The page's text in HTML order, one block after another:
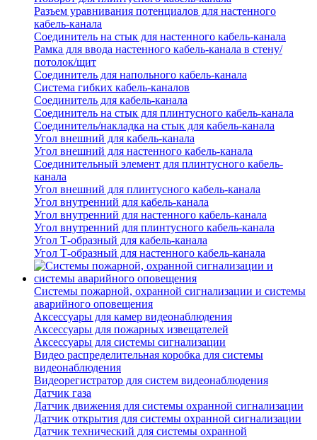
Разъем уравнивания потенциалов для настенного
кабель-канала
Соединитель на стык для настенного кабель-канала
Рамка для ввода настенного кабель-канала в стену/
потолок/щит
Соединитель для напольного кабель-канала
Система гибких кабель-каналов
Соединитель для кабель-канала
Соединитель на стык для плинтусного кабель-канала
Соединитель/накладка на стык для кабель-канала
Угол внешний для кабель-канала
Угол внешний для настенного кабель-канала
Соединительный элемент для плинтусного кабель-
канала
Угол внешний для плинтусного кабель-канала
Угол внутренний для кабель-канала
Угол внутренний для настенного кабель-канала
Угол внутренний для плинтусного кабель-канала
Угол Т-образный для кабель-канала
Угол Т-образный для настенного кабель-канала
Системы пожарной, охранной сигнализации и системы
аварийного оповещения
Аксессуары для камер видеонаблюдения
Аксессуары для пожарных извещателей
Аксессуары для системы сигнализации
Видео распределительная коробка для системы
видеонаблюдения
Видеорегистратор для систем видеонаблюдения
Датчик газа
Датчик движения для системы охранной сигнализации
Датчик открытия для системы охранной сигнализации
Датчик технический для системы охранной